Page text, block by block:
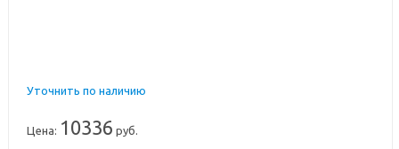
Уточнить по наличию
Цена: 10336 руб.